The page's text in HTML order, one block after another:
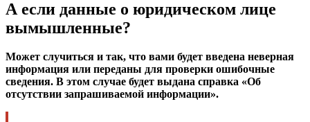
А если данные о юридическом лице
вымышленные?
Может случиться и так, что вами будет введена неверная
информация или переданы для проверки ошибочные
сведения. В этом случае будет выдана справка «Об
отсутствии запрашиваемой информации».